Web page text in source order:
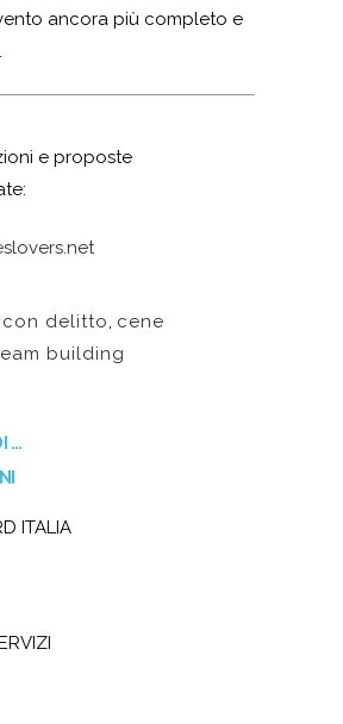
ancora più completo e
e proposte
con delitto cene
building
…
ITALIA